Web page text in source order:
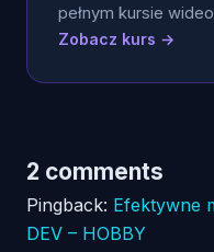
pełnym kursie
Zobacz kurs →
2 comments
Pingback: Efektywne
DEV – HOBBY